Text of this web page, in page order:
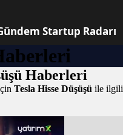
Startup Radarı
Haberleri
Tesla Hisse Düşüşü ile ilgili